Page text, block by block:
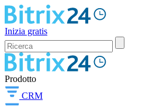
Inizia gratis
Prodotto
CRM